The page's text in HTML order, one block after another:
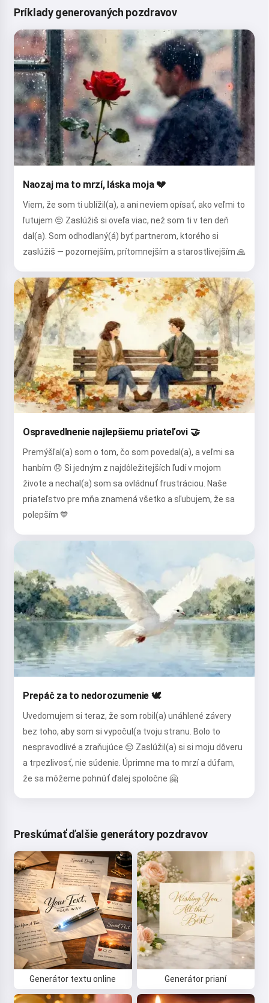
Príklady generovaných pozdravov
Naozaj ma to mrzí, láska moja 💔
Viem, že som ti ublížil(a), a ani neviem opísať, ako veľmi to
ľutujem 😔 Zaslúžiš si oveľa viac, než som ti v ten deň
dal(a). Som odhodlaný(á) byť partnerom, ktorého si
zaslúžiš — pozornejším, prítomnejším a starostlivejším 🙏
Ospravedlnenie najlepšiemu priateľovi 🤝
Premýšľal(a) som o tom, čo som povedal(a), a veľmi sa
hanbím 😞 Si jedným z najdôležitejších ľudí v mojom
živote a nechal(a) som sa ovládnuť frustráciou. Naše
priateľstvo pre mňa znamená všetko a sľubujem, že sa
polepším 💙
Prepáč za to nedorozumenie 🕊️
Uvedomujem si teraz, že som robil(a) unáhlené závery
bez toho, aby som si vypočul(a tvoju stranu. Bolo to
nespravodlivé a zraňujúce 😔 Zaslúžil(a) si si moju dôveru
a trpezlivosť, nie súdenie. Úprimne ma to mrzí a dúfam,
že sa môžeme pohnúť ďalej spoločne 🤗
Preskúmať ďalšie generátory pozdravov
Generátor textu online Generátor prianí